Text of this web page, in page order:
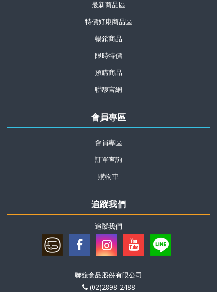
最新商品區
特價好康商品區
暢銷商品
限時特價
預購商品
聯馥官網
會員專區
會員專區
訂單查詢
購物車
追蹤我們
追蹤我們
聯馥食品股份有限公司
(02)2898-2488